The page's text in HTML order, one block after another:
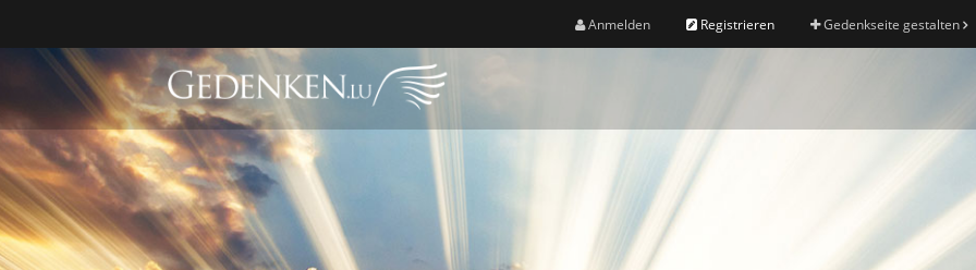
Anmelden Registrieren Gedenkseite gestalten